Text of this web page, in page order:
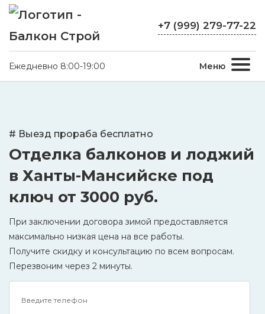
+7 (999) 279-77-22
Ежедневно 8:00-19:00 Меню
# Выезд прораба бесплатно
Отделка балконов и лоджий
в Ханты-Мансийске под
ключ от 3000 руб.
При заключении договора зимой предоставляется
максимально низкая цена на все работы.
Получите скидку и консультацию по всем вопросам.
Перезвоним через 2 минуты.